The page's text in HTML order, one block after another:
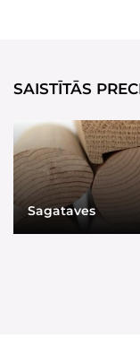
SAISTĪTĀS
Sagataves